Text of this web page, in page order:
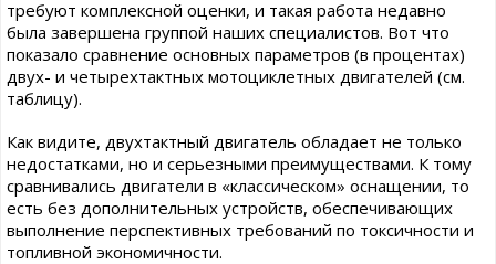
требуют комплексной оценки, и такая работа недавно
была завершена группой наших специалистов. Вот что
показало сравнение основных параметров (в процентах)
двух- и четырехтактных мотоциклетных двигателей (см.
таблицу).
Как видите, двухтактный двигатель обладает не только
недостатками, но и серьезными преимуществами. К тому
сравнивались двигатели в «классическом» оснащении, то
есть без дополнительных устройств, обеспечивающих
выполнение перспективных требований по токсичности и
топливной экономичности.